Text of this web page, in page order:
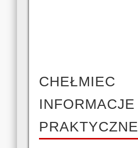
CHEŁMIEC
INFORMACJE
PRAKTYCZNE